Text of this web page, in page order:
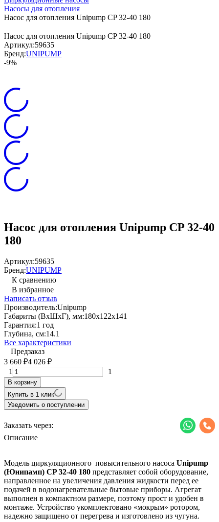
Насосы для отопления
Насос для отопления Unipump CP 32-40 180
Насос для отопления Unipump CP 32-40 180
Артикул:59635
Бренд:UNIPUMP
-9%
Насос для отопления Unipump CP 32-40
180
Артикул:59635
Бренд:UNIPUMP
К сравнению
В избранное
Написать отзыв
Производитель:Unipump
Габариты (ВхШхГ), мм:180х122х141
Гарантия:1 год
Глубина, см:14.1
Все характеристики
Предзаказ
3 660 ₽4 026 ₽
1 1
В корзину
Купить в 1 клик
Уведомить о поступлении
Заказать через:
Описание
Модель циркуляционного повысительного насоса Unipump
(Юнипамп) CP 32-40 180 представляет собой оборудование,
направленное на увеличения давления жидкости перед ее
подачей в водонагревательные бытовые приборы. Агрегат
выполнен в компактном размере, поэтому прост и удобен в
монтаже. Устройство укомплектовано «мокрым» ротором,
надежно защищено от перегрева и изготовлено из чугуна.